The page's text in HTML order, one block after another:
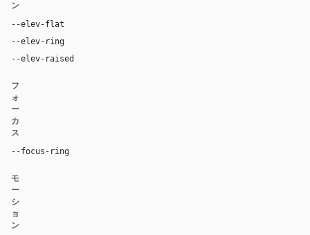
ン
--elev-flat
--elev-ring
--elev-raised
フ
ォ
ー
カ
ス
--focus-ring
モ
ー
シ
ョ
ン